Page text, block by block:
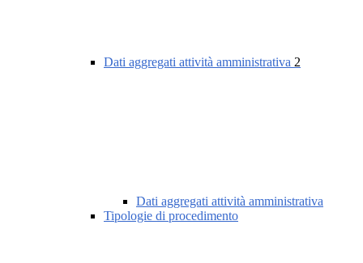
Dati aggregati attività amministrativa 2
Dati aggregati attività amministrativa
Tipologie di procedimento